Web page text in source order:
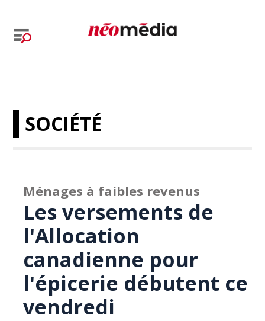
SOCIÉTÉ
Ménages à faibles revenus
Les versements de
l'Allocation
canadienne pour
l'épicerie débutent ce
vendredi